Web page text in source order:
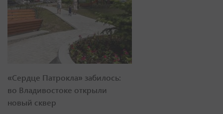
«Сердце Патрокла» забилось:
во Владивостоке открыли
новый сквер